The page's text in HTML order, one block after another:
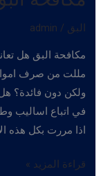
البق /
admin
مكافحة البق هل
مللت من صرف
ولكن دون فائدة؟
في اتباع اساليب
اذا مررت بكل هذه
مكافحة
قراءة المزيد »